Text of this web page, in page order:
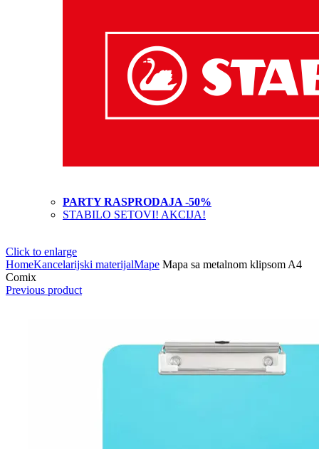
PARTY RASPRODAJA -50%
STABILO SETOVI! AKCIJA!
Click to enlarge
HomeKancelarijski materijalMape Mapa sa metalnom klipsom A4
Comix
Previous product